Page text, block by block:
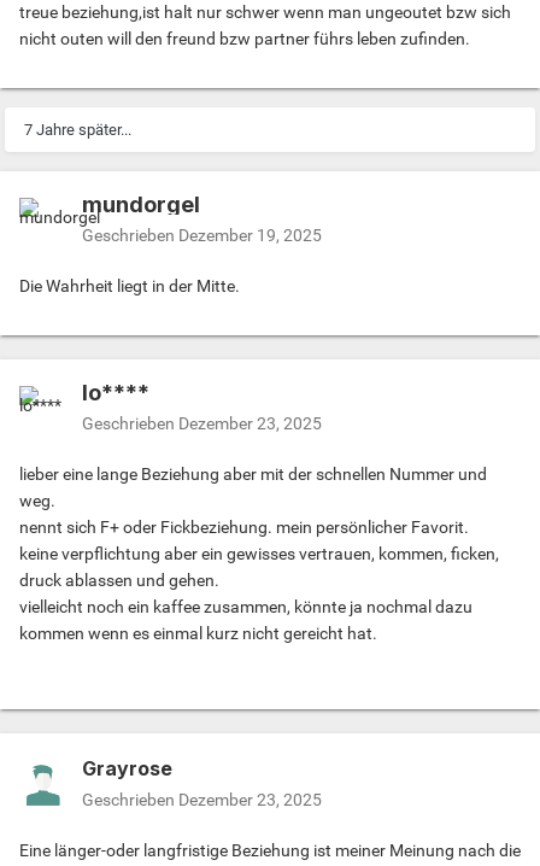
treue beziehung,ist halt nur schwer wenn man ungeoutet bzw sich
nicht outen will den freund bzw partner führs leben zufinden.
7 Jahre später...
mundorgel
Geschrieben Dezember 19, 2025
Die Wahrheit liegt in der Mitte.
lo****
Geschrieben Dezember 23, 2025
lieber eine lange Beziehung aber mit der schnellen Nummer und
weg.
nennt sich F+ oder Fickbeziehung. mein persönlicher Favorit.
keine verpflichtung aber ein gewisses vertrauen, kommen, ficken,
druck ablassen und gehen.
vielleicht noch ein kaffee zusammen, könnte ja nochmal dazu
kommen wenn es einmal kurz nicht gereicht hat.
Grayrose
Geschrieben Dezember 23, 2025
Eine länger-oder langfristige Beziehung ist meiner Meinung nach die